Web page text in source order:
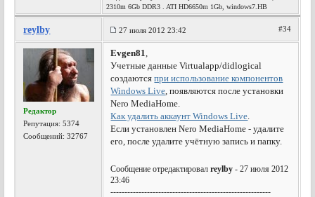
2310m 6Gb DDR3 . ATI HD6650m 1Gb, windows7.HB
reylby 27 июля 2012 23:42 #34
Редактор
Репутация:5374
Сообщений: 32767
Evgen81,
Учетные данные Virtualapp/didlogical
создаютсяпри использование компонентов
Windows Live, появляются после установки
Nero MediaHome.
Как удалить аккаунт Windows Live.
Если установлен Nero MediaHome - удалите
его, после удалите учётную запись и папку.
Сообщение отредактировалreylby - 27 июля 2012
23:46
---------------------------------------------------------